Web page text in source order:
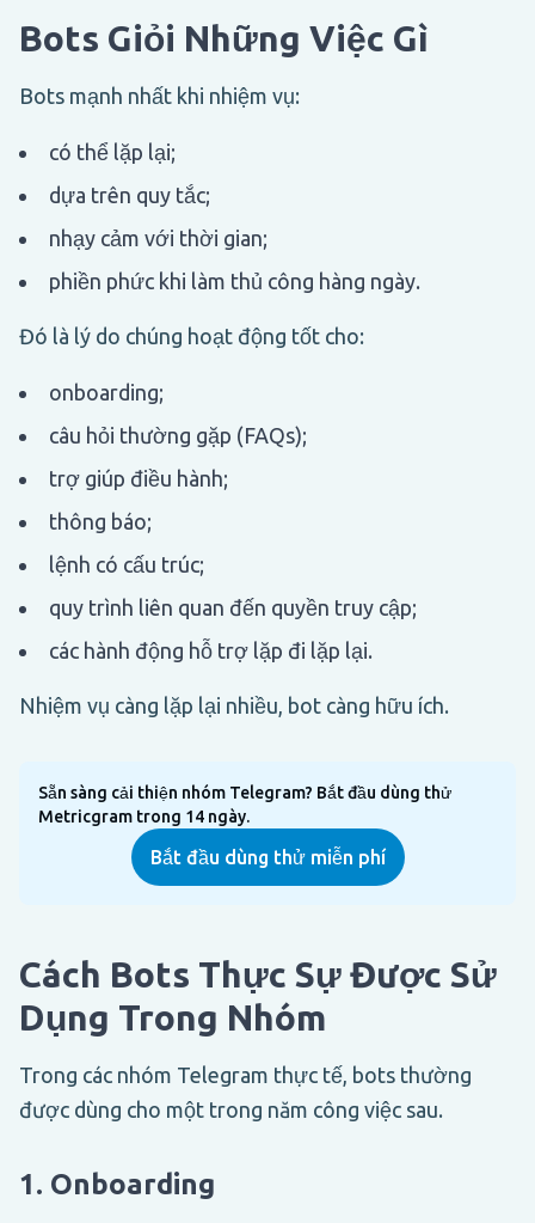
Bots Giỏi Những Việc Gì
Bots mạnh nhất khi nhiệm vụ:
có thể lặp lại;
dựa trên quy tắc;
nhạy cảm với thời gian;
phiền phức khi làm thủ công hàng ngày.
Đó là lý do chúng hoạt động tốt cho:
onboarding;
câu hỏi thường gặp (FAQs);
trợ giúp điều hành;
thông báo;
lệnh có cấu trúc;
quy trình liên quan đến quyền truy cập;
các hành động hỗ trợ lặp đi lặp lại.
Nhiệm vụ càng lặp lại nhiều, bot càng hữu ích.
Sẵn sàng cải thiện nhóm Telegram? Bắt đầu dùng thử
Metricgram trong 14 ngày.
Bắt đầu dùng thử miễn phí
Cách Bots Thực Sự Được Sử
Dụng Trong Nhóm
Trong các nhóm Telegram thực tế, bots thường
được dùng cho một trong năm công việc sau.
1. Onboarding